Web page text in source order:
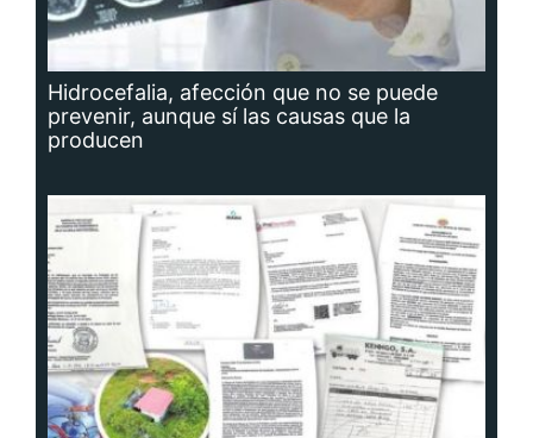
Hidrocefalia, afección que no se puede
prevenir, aunque sí las causas que la
producen